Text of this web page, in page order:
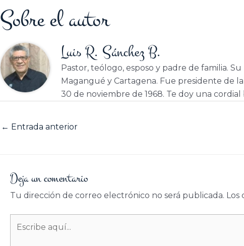
Sobre el autor
Luis R. Sánchez B.
Pastor, teólogo, esposo y padre de familia.
Magangué y Cartagena. Fue presidente de la
30 de noviembre de 1968. Te doy una
← Entrada anterior
Deja un comentario
Tu dirección de correo electrónico no será publicada. Los
aquí...